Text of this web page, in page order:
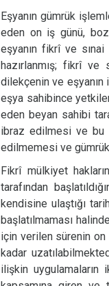
Eşyanın gümrük
eden on iş günü,
eşyanın fikrî ve
hazırlanmış; fikrî ve
dilekçenin ve
eşya sahibince
eden beyan sahibi
ibraz edilmesi ve bu
edilmemesi ve
Fikrî mülkiyet
tarafından
kendisine ulaştığı
başlatılmaması
için verilen sürenin on
kadar
ilişkin uygulamaların